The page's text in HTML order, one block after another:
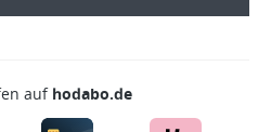
auf hodabo.de